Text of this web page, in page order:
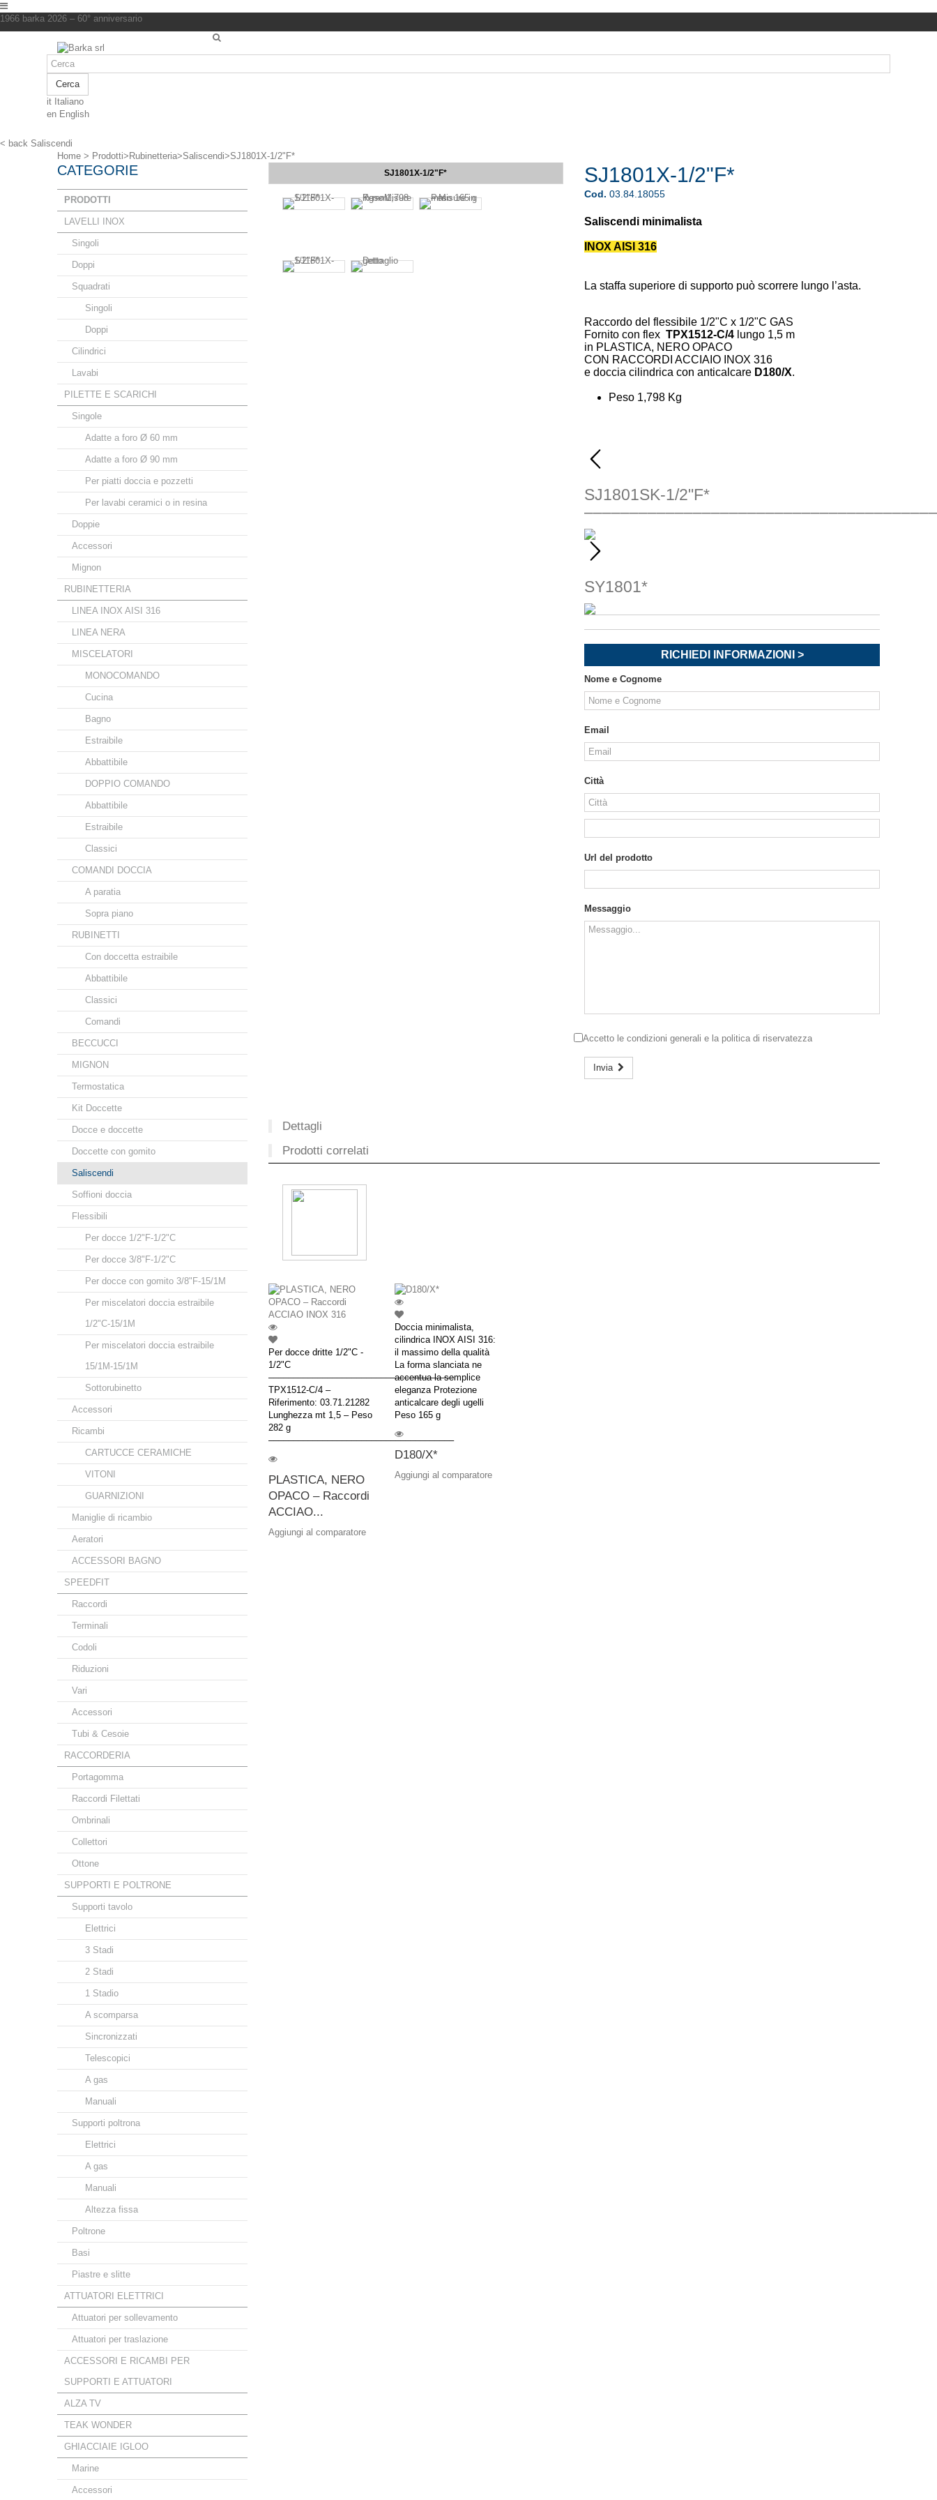
1966 barka 2026 – 60° anniversario
Cerca
it Italiano
en English
< back Saliscendi
Home > Prodotti> Rubinetteria>Saliscendi>SJ1801X-1/2"F*
CATEGORIE
PRODOTTI
LAVELLI INOX
Singoli
Doppi
Squadrati
Singoli
Doppi
Cilindrici
Lavabi
PILETTE E SCARICHI
Singole
Adatte a foro Ø 60 mm
Adatte a foro Ø 90 mm
Per piatti doccia e pozzetti
Per lavabi ceramici o in resina
Doppie
Accessori
Mignon
RUBINETTERIA
LINEA INOX AISI 316
LINEA NERA
MISCELATORI
MONOCOMANDO
Cucina
Bagno
Estraibile
Abbattibile
DOPPIO COMANDO
Abbattibile
Estraibile
Classici
COMANDI DOCCIA
A paratia
Sopra piano
RUBINETTI
Con doccetta estraibile
Abbattibile
Classici
Comandi
BECCUCCI
MIGNON
Termostatica
Kit Doccette
Docce e doccette
Doccette con gomito
Saliscendi
Soffioni doccia
Flessibili
Per docce 1/2"F-1/2"C
Per docce 3/8"F-1/2"C
Per docce con gomito 3/8"F-15/1M
Per miscelatori doccia estraibile
1/2"C-15/1M
Per miscelatori doccia estraibile
15/1M-15/1M
Sottorubinetto
Accessori
Ricambi
CARTUCCE CERAMICHE
VITONI
GUARNIZIONI
Maniglie di ricambio
Aeratori
ACCESSORI BAGNO
SPEEDFIT
Raccordi
Terminali
Codoli
Riduzioni
Vari
Accessori
Tubi & Cesoie
RACCORDERIA
Portagomma
Raccordi Filettati
Ombrinali
Collettori
Ottone
SUPPORTI E POLTRONE
Supporti tavolo
Elettrici
3 Stadi
2 Stadi
1 Stadio
A scomparsa
Sincronizzati
Telescopici
A gas
Manuali
Supporti poltrona
Elettrici
A gas
Manuali
Altezza fissa
Poltrone
Basi
Piastre e slitte
ATTUATORI ELETTRICI
Attuatori per sollevamento
Attuatori per traslazione
ACCESSORI E RICAMBI PER
SUPPORTI E ATTUATORI
ALZA TV
TEAK WONDER
GHIACCIAIE IGLOO
Marine
Accessori
SJ1801X-1/2"F* SJ1801X-1/2"F*
Cod. 03.84.18055
Saliscendi minimalista
INOX AISI 316
La staffa superiore di supporto può scorrere lungo l’asta.
Raccordo del flessibile 1/2"C x 1/2"C GAS
Fornito con flex TPX1512-C/4 lungo 1,5 m
in PLASTICA, NERO OPACO
CON RACCORDI ACCIAIO INOX 316
e doccia cilindrica con anticalcare D180/X.
Peso 1,798 Kg
SJ1801SK-1/2"F*
SY1801*
RICHIEDI INFORMAZIONI >
Nome e Cognome
Email
Città
Url del prodotto
Messaggio
Accetto lecondizioni generali e la politica di riservatezza
Invia
Dettagli
Prodotti correlati
Per docce dritte 1/2"C -
1/2"C
––––––––––––––––––––––––––––––––––––––
TPX1512-C/4 –
Riferimento: 03.71.21282
Lunghezza mt 1,5 – Peso
282 g
––––––––––––––––––––––––––––––––––––––
PLASTICA, NERO
OPACO – Raccordi
ACCIAO...
Aggiungi al comparatore
Doccia minimalista,
cilindrica INOX AISI 316:
il massimo della qualità
La forma slanciata ne
accentua la semplice
eleganza Protezione
anticalcare degli ugelli
Peso 165 g
D180/X*
Aggiungi al comparatore